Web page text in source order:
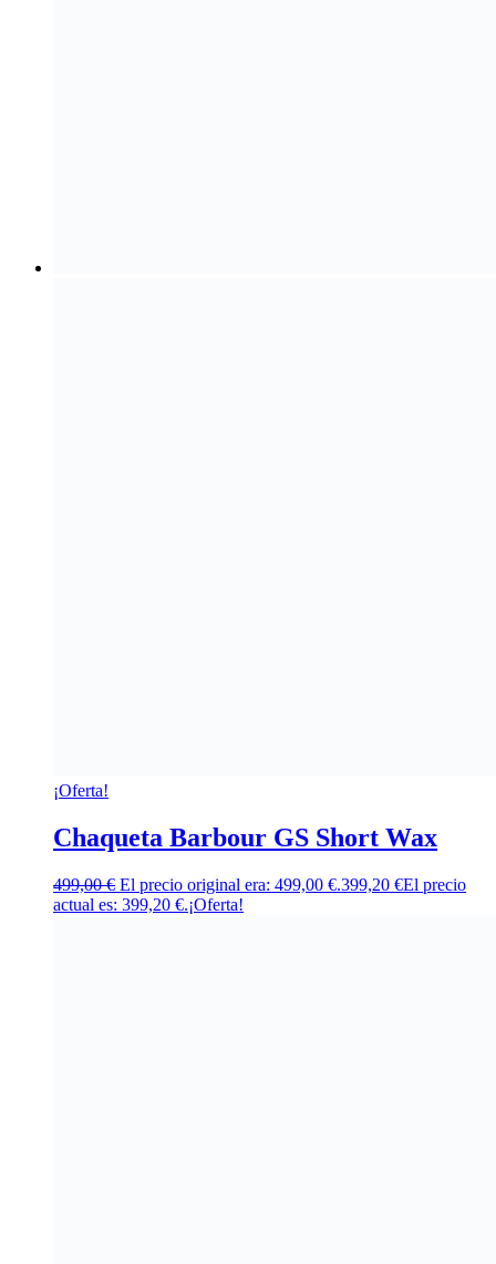
¡Oferta!
Chaqueta Barbour GS Short Wax
499,00€ El precio original era: 499,00 €.399,20 €El precio
actual es: 399,20 €.¡Oferta!